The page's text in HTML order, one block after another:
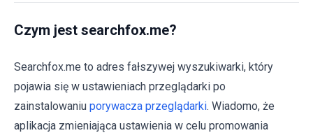
Czym jest searchfox.me?
Searchfox.me to adres fałszywej wyszukiwarki, który
pojawia się w ustawieniach przeglądarki po
zainstalowaniu porywacza przeglądarki. Wiadomo, że
aplikacja zmieniająca ustawienia w celu promowania